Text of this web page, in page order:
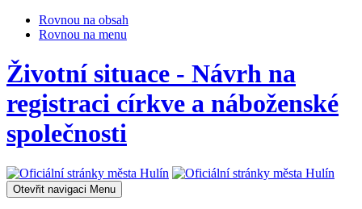
Rovnou na obsah
Rovnou na menu
Životní situace - Návrh na
registraci církve a náboženské
společnosti
Otevřit navigaci Menu